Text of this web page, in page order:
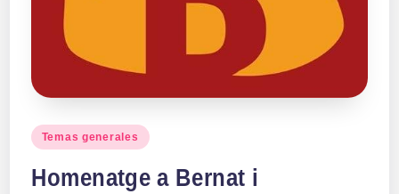
Publicado
Temas generales
Homenatge a Bernat i